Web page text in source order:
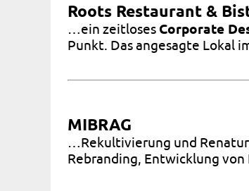
Roots Restaurant &
…ein zeitloses Corporate
Punkt. Das angesagte Lokal
MIBRAG
…Rekultivierung und
Rebranding, Entwicklung